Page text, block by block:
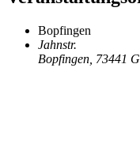
Bopfingen
Jahnstr.
Bopfingen 73441